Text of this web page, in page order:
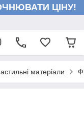
ЦІНУ!
матеріали